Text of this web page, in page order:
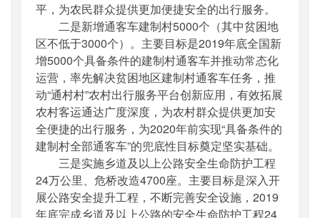
平，为农民群众提供更加便捷安全的出行服务。
二是新增通客车建制村5000个（其中贫困地
区不低于3000个）。主要目标是2019年底全国新
增5000个具备条件的建制村通客车并推动常态化
运营，率先解决贫困地区建制村通客车任务，推
动“通村村”农村出行服务平台创新应用，有效拓展
农村客运通达广度深度，为农村群众提供更加安
全便捷的出行服务，为2020年前实现“具备条件的
建制村全部通客车”的兜底性目标奠定坚实基础。
三是实施乡道及以上公路安全生命防护工程
24万公里、危桥改造4700座。主要目标是深入开
展公路安全提升工程，不断完善安全设施，2019
年底完成乡道及以上公路的安全生命防护工程24